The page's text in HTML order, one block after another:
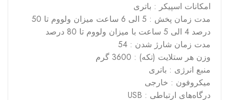
امکانات اسپیکر : باتری
مدت زمان پخش : 5 الی 6 ساعت میزان ولووم تا 50
درصد 4 الی 5 ساعت با میزان ولووم تا 80 درصد
مدت زمان شارژ شدن : 54
وزن هر ستلایت (تکه) : 3600 گرم
منبع انرژی : باتری
میکروفون : خارجی
درگاه‌های ارتباطی : USB